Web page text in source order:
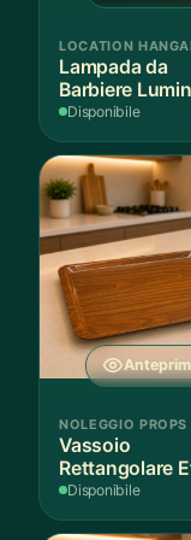
LOCATION
Lampada da
Barbiere
Rotante
Disponibile
NOLEGGIO PROPS
Vassoio
Rettangolare
Legno
Disponibile